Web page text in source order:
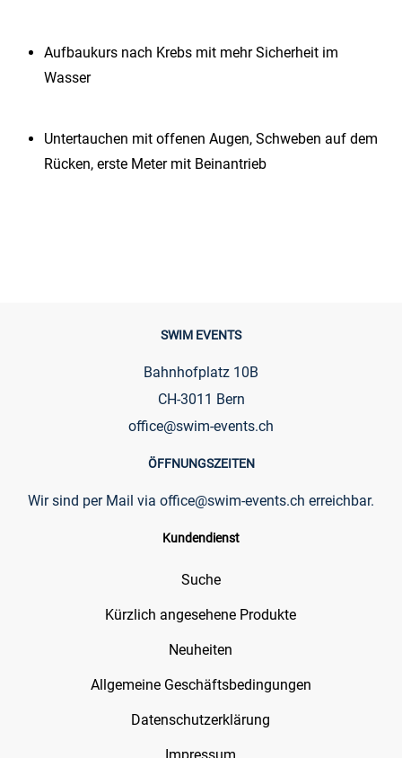
Aufbaukurs nach Krebs mit mehr Sicherheit im
Wasser
Untertauchen mit offenen Augen, Schweben auf dem
Rücken, erste Meter mit Beinantrieb
SWIM EVENTS
Bahnhofplatz 10B
CH-3011 Bern
office@swim-events.ch
ÖFFNUNGSZEITEN
Wir sind per Mail via office@swim-events.ch erreichbar.
Kundendienst
Suche
Kürzlich angesehene Produkte
Neuheiten
Allgemeine Geschäftsbedingungen
Datenschutzerklärung